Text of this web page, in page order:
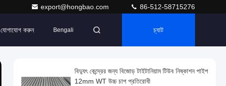
export@hongbao.com 86-512-58715276
যোগাযোগ করুন Bengali চ্যাট
বিদ্যুৎ কেন্দ্রের জন্য বিজোড় টাইটানিয়াম টিউব নিষ্কাশন পাইপ
12mm WT উচ্চ চাপ প্রতিরোধী